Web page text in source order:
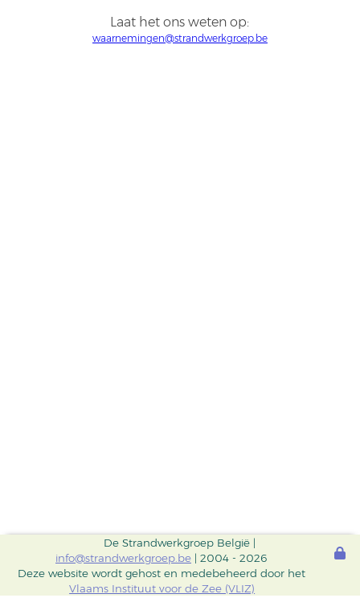
Laat het ons weten op:
waarnemingen@strandwerkgroep.be
De Strandwerkgroep België |
info@strandwerkgroep.be | 2004 - 2026
Deze website wordt gehost en medebeheerd door het
Vlaams Instituut voor de Zee (VLIZ)